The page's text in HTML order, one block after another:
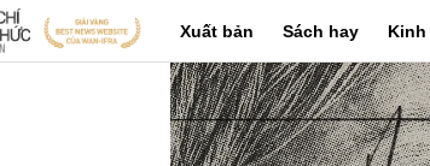
Xuất bản Sách hay Kinh